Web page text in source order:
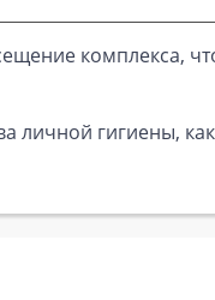
комплекса,
личной гигиены,